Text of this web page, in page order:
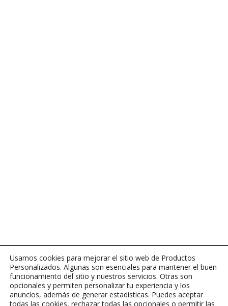
Usamos cookies para mejorar el sitio web de Productos
Personalizados. Algunas son esenciales para mantener el buen
funcionamiento del sitio y nuestros servicios. Otras son
opcionales y permiten personalizar tu experiencia y los
anuncios, además de generar estadísticas. Puedes aceptar
todas las cookies, rechazar todas las opcionales o permitir las